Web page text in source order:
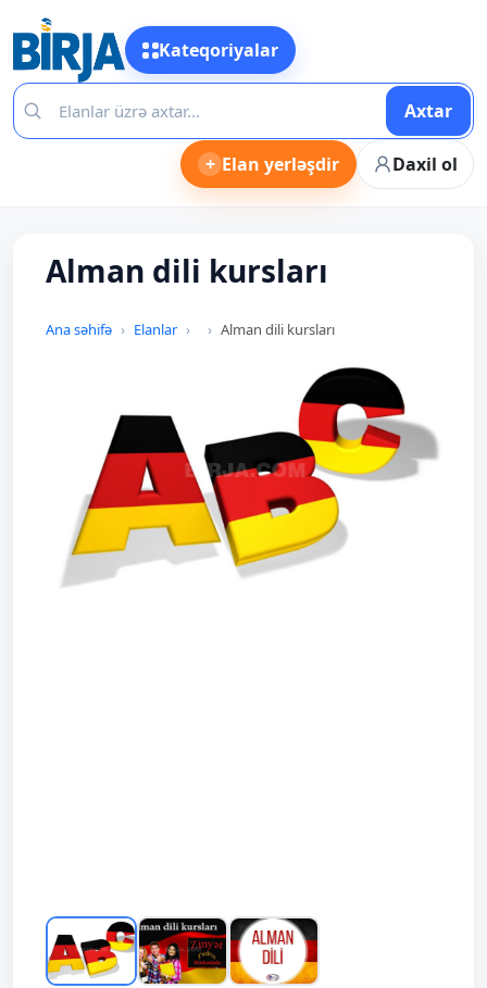
Kateqoriyalar
Axtar
+ Elan yerləşdir Daxil ol
Alman dili kursları
Ana səhifə Elanlar Alman dili kursları